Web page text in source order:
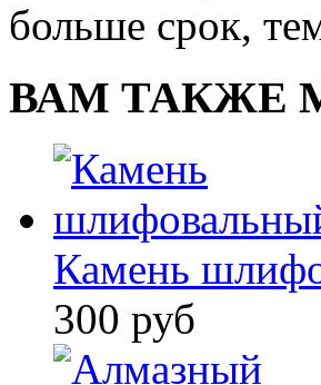
больше срок,
ВАМ ТАКЖЕ
Камень
300 руб